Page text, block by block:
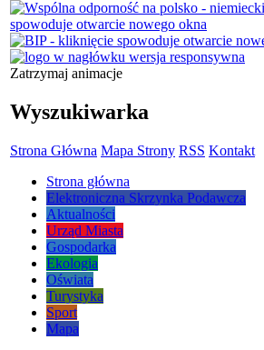
Zatrzymaj animacje
Wyszukiwarka
Strona Główna Mapa Strony RSS Kontakt
Strona główna
Elektroniczna Skrzynka Podawcza
Aktualności
Urząd Miasta
Gospodarka
Ekologia
Oświata
Turystyka
Sport
Mapa